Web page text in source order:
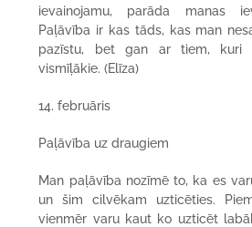
ievainojamu, parāda manas
Paļāvība ir kas tāds, kas man
pazīstu, bet gan ar tiem, kuri
vismīļākie. (Elīza)
14. februāris
Paļāvība uz draugiem
Man paļāvība nozīmē to, ka es
un šim cilvēkam uzticēties.
vienmēr varu kaut ko uzticēt